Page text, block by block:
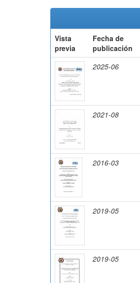
Vista
previa
Fecha de
publicación
2025-06
2021-08
2016-03
2019-05
2019-05